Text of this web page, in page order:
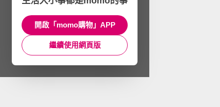
開啟「momo購物」APP
繼續使用網頁版